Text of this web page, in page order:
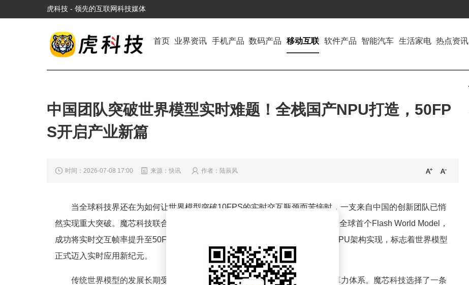
虎科技 - 领先的互联网科技媒体
首页 业界资讯 手机产品 数码产品 移动互联 软件产品 智能汽车 生活家电 热点资讯
中国团队突破世界模型实时难题！全栈国产NPU打造，50FP
S开启产业新篇
时间：2026-07-08 17:00 来源：快讯 作者：陆辰风
当全球科技界还在为如何让世界模型突破10FPS的实时交互瓶颈而苦恼时，一支来自中国的创新团队已悄
然实现重大突破。魔芯科技联合浙江大学潘云鹤院士团队推出的MoWorld，作为全球首个Flash World Model，
成功将实时交互帧率提升至50FPS以上，更关键的是，这一突破完全基于国产NPU架构实现，标志着世界模型
正式迈入实时应用新纪元。
传统世界模型的发展长期受制于算力瓶颈，行业普遍依赖进口GPU构建的算力体系。魔芯科技选择了一条